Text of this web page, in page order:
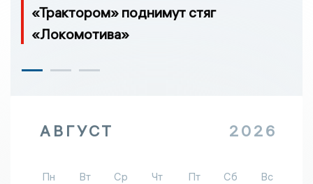
«Трактором» поднимут стяг
«Локомотива»
АВГУСТ 2026
Пн Вт Ср Чт Пт Сб
Вс